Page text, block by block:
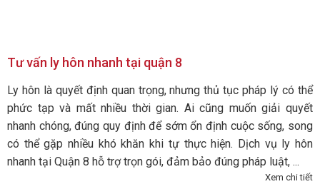
Tư vấn ly hôn nhanh tại quận 8
Ly hôn là quyết định quan trọng, nhưng thủ tục pháp lý có thể
phức tạp và mất nhiều thời gian. Ai cũng muốn giải quyết
nhanh chóng, đúng quy định để sớm ổn định cuộc sống, song
có thể gặp nhiều khó khăn khi tự thực hiện. Dịch vụ ly hôn
nhanh tại Quận 8 hỗ trợ trọn gói, đảm bảo đúng pháp luật, ...
Xem chi tiết